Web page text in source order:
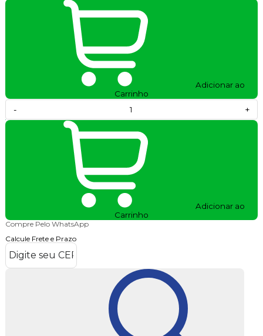
Adicionar ao
Carrinho
- +
Adicionar ao
Carrinho
Compre Pelo WhatsApp
Calcule Frete e Prazo